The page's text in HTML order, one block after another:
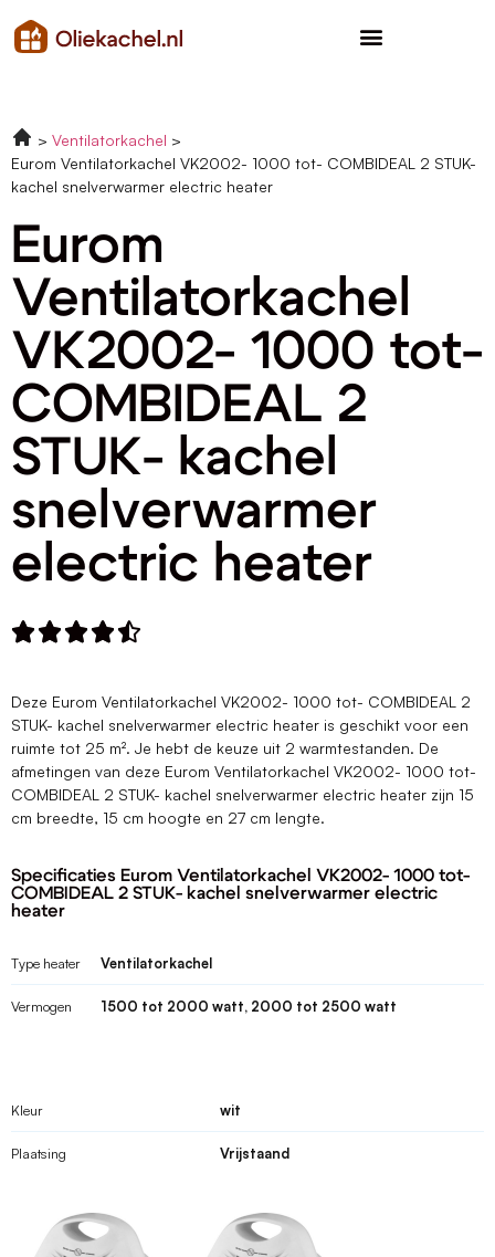
Ventilatorkachel
Eurom Ventilatorkachel VK2002- 1000 tot- COMBIDEAL 2 STUK-
kachel snelverwarmer electric heater
Eurom
Ventilatorkachel
VK2002- 1000 tot-
COMBIDEAL 2
STUK- kachel
snelverwarmer
electric heater

Deze Eurom Ventilatorkachel VK2002- 1000 tot- COMBIDEAL 2
STUK- kachel snelverwarmer electric heater is geschikt voor een
ruimte tot 25 m². Je hebt de keuze uit 2 warmtestanden. De
afmetingen van deze Eurom Ventilatorkachel VK2002- 1000 tot-
COMBIDEAL 2 STUK- kachel snelverwarmer electric heater zijn 15
cm breedte, 15 cm hoogte en 27 cm lengte.
Specificaties Eurom Ventilatorkachel VK2002- 1000 tot-
COMBIDEAL 2 STUK- kachel snelverwarmer electric
heater
Type heater Ventilatorkachel
Vermogen 1500 tot 2000 watt, 2000 tot 2500 watt
Kleur wit
Plaatsing Vrijstaand